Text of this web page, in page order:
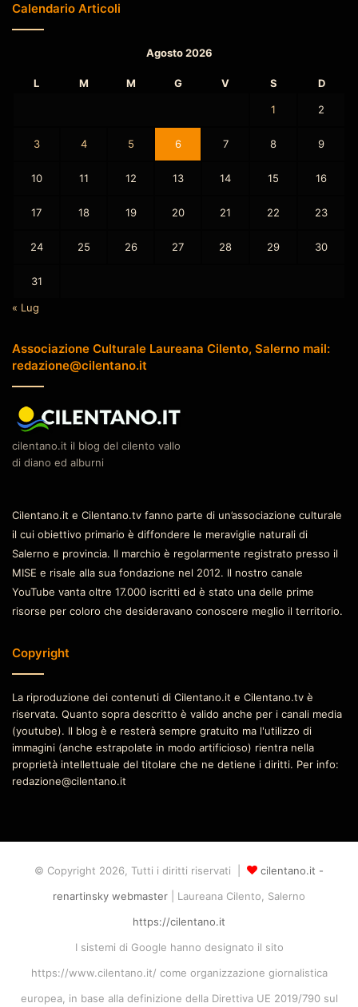
Calendario Articoli
Agosto 2026
L M M G V S D
1 2
3 4 5 6 7 8 9
10 11 12 13 14 15 16
17 18 19 20 21 22 23
24 25 26 27 28 29 30
31
« Lug
Associazione Culturale Laureana Cilento, Salerno mail:
redazione@cilentano.it
cilentano.it il blog del cilento vallo
di diano ed alburni
Cilentano.it e Cilentano.tv fanno parte di un’associazione culturale
il cui obiettivo primario è diffondere le meraviglie naturali di
Salerno e provincia. Il marchio è regolarmente registrato presso il
MISE e risale alla sua fondazione nel 2012. Il nostro canale
YouTube vanta oltre 17.000 iscritti ed è stato una delle prime
risorse per coloro che desideravano conoscere meglio il territorio.
Copyright
La riproduzione dei contenuti di Cilentano.it e Cilentano.tv è
riservata. Quanto sopra descritto è valido anche per i canali media
(youtube). Il blog è e resterà sempre gratuito ma l'utilizzo di
immagini (anche estrapolate in modo artificioso) rientra nella
proprietà intellettuale del titolare che ne detiene i diritti. Per info:
redazione@cilentano.it
© Copyright 2026, Tutti i diritti riservati |
cilentano.it -
renartinsky webmaster | Laureana Cilento, Salerno
https://cilentano.it
I sistemi di Google hanno designato il sito
https://www.cilentano.it/ come organizzazione giornalistica
europea, in base alla definizione della Direttiva UE 2019/790 sul